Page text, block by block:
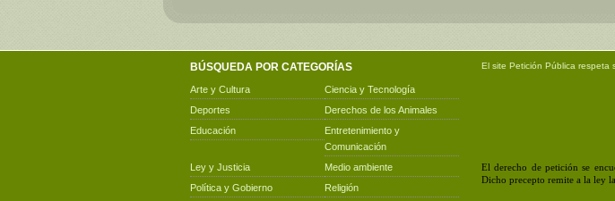
BÚSQUEDA POR CATEGORÍAS
Arte y Cultura
Ciencia y Tecnología
Deportes
Derechos de los Animales
Educación
Entretenimiento y
Comunicación
Ley y Justicia
Medio ambiente
Política y Gobierno
Religión
El site Petición Pública respeta
El derecho de petición se
Dicho precepto remite a la ley